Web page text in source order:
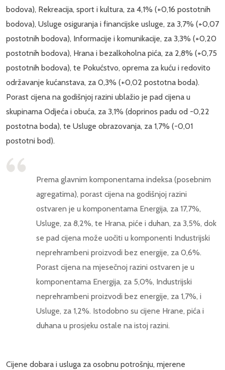
bodova), Rekreacija, sport i kultura, za 4,1% (+0,16 postotnih
bodova), Usluge osiguranja i financijske usluge, za 3,7% (+0,07
postotnih bodova), Informacije i komunikacije, za 3,3% (+0,20
postotnih bodova), Hrana i bezalkoholna pića, za 2,8% (+0,75
postotnih bodova), te Pokućstvo, oprema za kuću i redovito
održavanje kućanstava, za 0,3% (+0,02 postotna boda).
Porast cijena na godišnjoj razini ublažio je pad cijena u
skupinama Odjeća i obuća, za 3,1% (doprinos padu od -0,22
postotna boda), te Usluge obrazovanja, za 1,7% (-0,01
postotni bod).
Prema glavnim komponentama indeksa (posebnim
agregatima), porast cijena na godišnjoj razini
ostvaren je u komponentama Energija, za 17,7%,
Usluge, za 8,2%, te Hrana, piće i duhan, za 3,5%, dok
se pad cijena može uočiti u komponenti Industrijski
neprehrambeni proizvodi bez energije, za 0,6%.
Porast cijena na mjesečnoj razini ostvaren je u
komponentama Energija, za 5,0%, Industrijski
neprehrambeni proizvodi bez energije, za 1,7%, i
Usluge, za 1,2%. Istodobno su cijene Hrane, pića i
duhana u prosjeku ostale na istoj razini.
Cijene dobara i usluga za osobnu potrošnju, mjerene